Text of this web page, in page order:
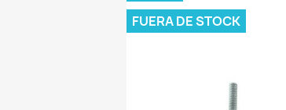
FUERA DE STOCK